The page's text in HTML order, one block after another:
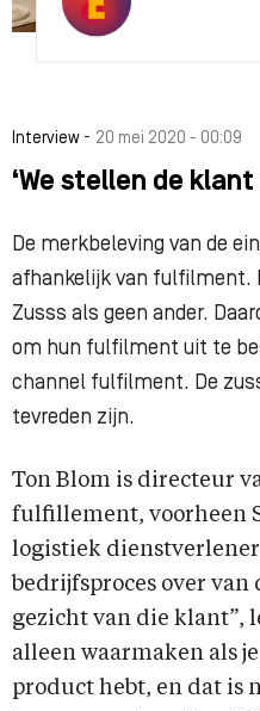
Interview - 20 mei 2020 - 00:09
‘We stellen de
De merkbeleving van de
afhankelijk van fulfilment.
Zusss als geen ander.
om hun fulfilment uit te
channel fulfilment. De
tevreden zijn.
Ton Blom is directeur
fulfillement, voorheen
logistiek dienstverlener
bedrijfsproces over van
gezicht van die klant”,
alleen waarmaken als
product hebt, en dat is